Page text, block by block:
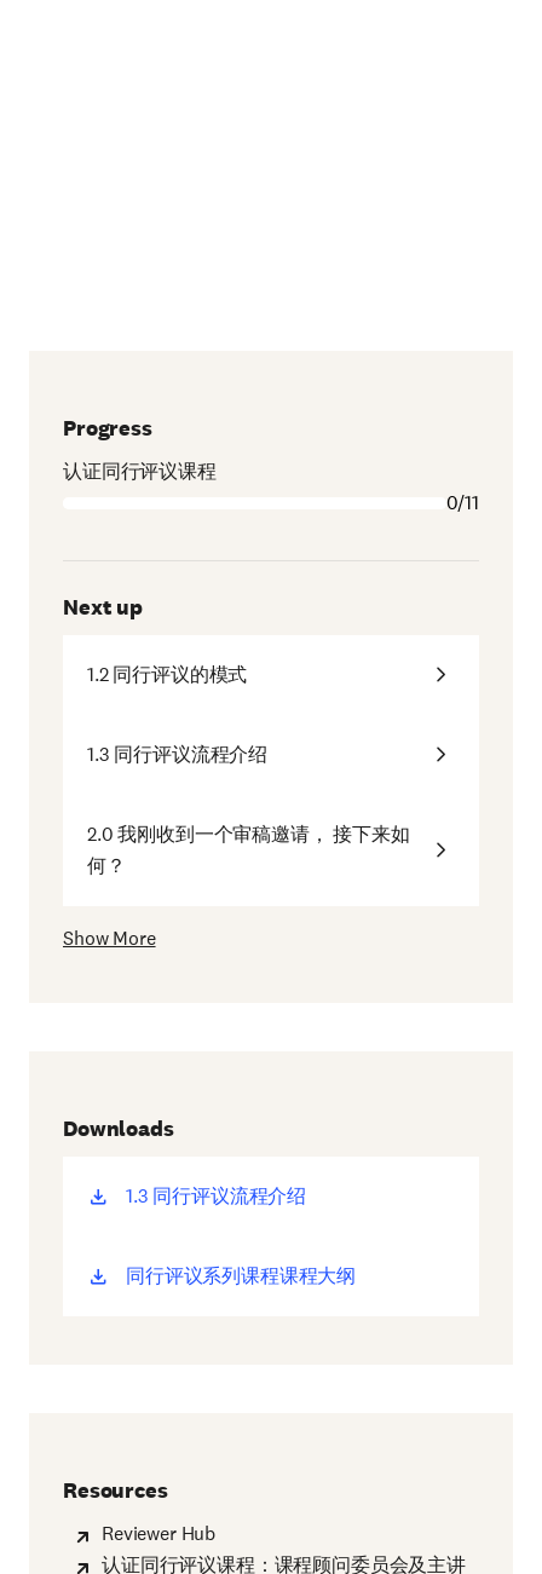
Progress
认证同行评议课程
0/11
Next up
1.2 同行评议的模式
1.3 同行评议流程介绍
2.0 我刚收到一个审稿邀请， 接下来如
何？
Show More
Downloads
1.3 同行评议流程介绍
(opens
同行评议系列课程课程大纲
(opens
Resources
Reviewer Hub
认证同行评议课程：课程顾问委员会及主讲